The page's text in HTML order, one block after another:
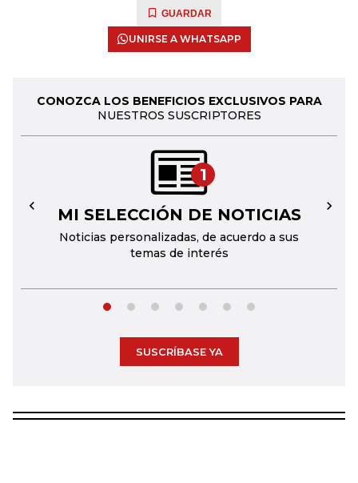
GUARDAR
UNIRSE A WHATSAPP
CONOZCA LOS BENEFICIOS EXCLUSIVOS PARA
NUESTROS SUSCRIPTORES
1
MI SELECCIÓN DE NOTICIAS
Noticias personalizadas, de acuerdo a sus
temas de interés
← →
SUSCRÍBASE YA